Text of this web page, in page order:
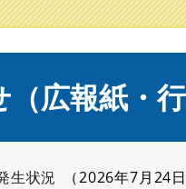
広報紙・行
生状況 2026年7月24日